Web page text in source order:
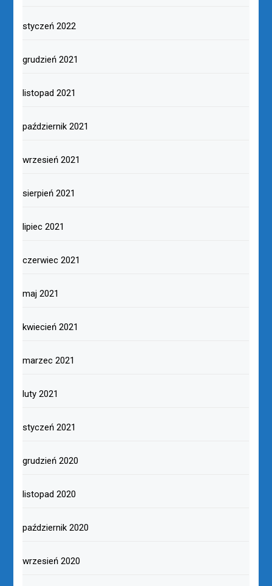
styczeń 2022
grudzień 2021
listopad 2021
październik 2021
wrzesień 2021
sierpień 2021
lipiec 2021
czerwiec 2021
maj 2021
kwiecień 2021
marzec 2021
luty 2021
styczeń 2021
grudzień 2020
listopad 2020
październik 2020
wrzesień 2020